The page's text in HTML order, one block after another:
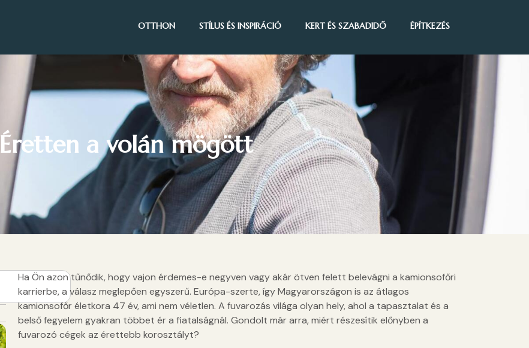
OTTHON STÍLUS ÉS INSPIRÁCIÓ KERT ÉS SZABADIDŐ ÉPÍTKEZÉS
Éretten a volán mögött
Ha Ön azon tűnődik, hogy vajon érdemes-e negyven vagy akár ötven felett belevágni a kamionsofőri
karrierbe, a válasz meglepően egyszerű. Európa-szerte, így Magyarországon is az átlagos
kamionsofőr életkora 47 év, ami nem véletlen. A fuvarozás világa olyan hely, ahol a tapasztalat és a
belső fegyelem gyakran többet ér a fiatalságnál. Gondolt már arra, miért részesítik előnyben a
fuvarozó cégek az érettebb korosztályt?